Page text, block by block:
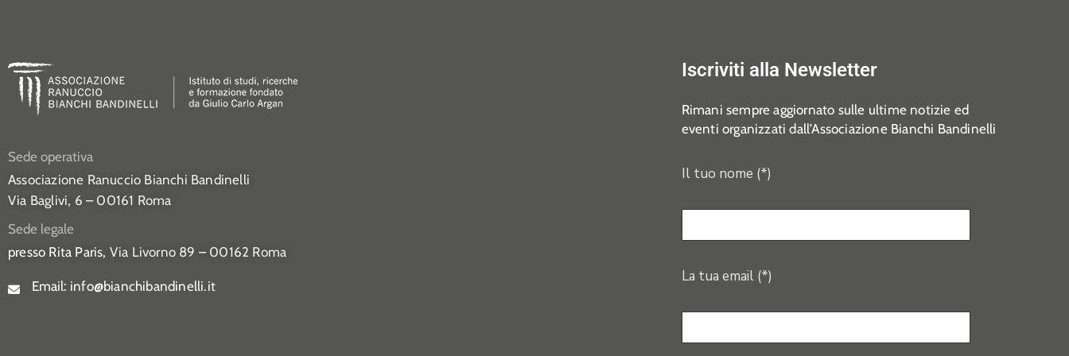
Sede operativa
Associazione Ranuccio Bianchi Bandinelli
Via Baglivi, 6 – 00161 Roma
Sede legale
presso Rita Paris, Via Livorno 89 – 00162 Roma
Email: info@bianchibandinelli.it
Iscriviti alla Newsletter
Rimani sempre aggiornato sulle ultime notizie ed
eventi organizzati dall’Associazione Bianchi Bandinelli
Il tuo nome (*)
La tua email (*)